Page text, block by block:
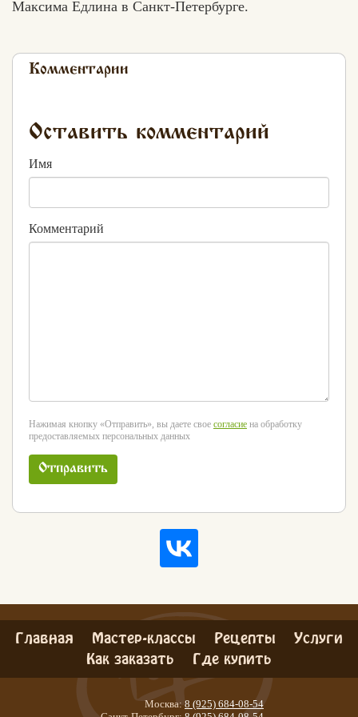
Вконтакте
Max
Максима Едлина в Санкт-Петербурге.
Комментарии
Оставить комментарий
Имя
Комментарий
Нажимая кнопку «Отправить», вы даете свое согласие на обработку
предоставляемых персональных данных
Отправить
Главная Мастер-классы Рецепты Услуги
Как заказать Где купить
Москва: 8 (925) 684-08-54